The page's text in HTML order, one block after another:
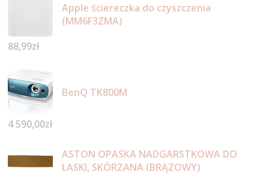
Apple ściereczka do czyszczenia
(MM6F3ZMA)
88,99zł
BenQ TK800M
4 590,00zł
ASTON OPASKA NADGARSTKOWA DO
LASKI, SKÓRZANA (BRĄZOWY)